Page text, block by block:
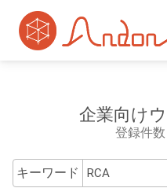
企業向け
登録件
キーワード